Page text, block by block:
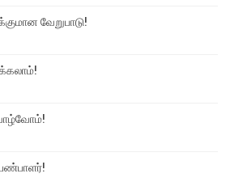
வேறுபாடு!